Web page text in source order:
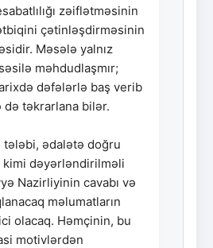
zəiflətməsinin
çətinləşdirməsinin
Məsələ yalnız
məhdudlaşmır;
dəfələrlə baş verib
təkrarlana bilər.
tələbi, ədalətə doğru
kimi dəyərləndirilməli
Nazirliyinin cavabı və
məlumatların
olacaq. Həmçinin, bu
motivlərdən